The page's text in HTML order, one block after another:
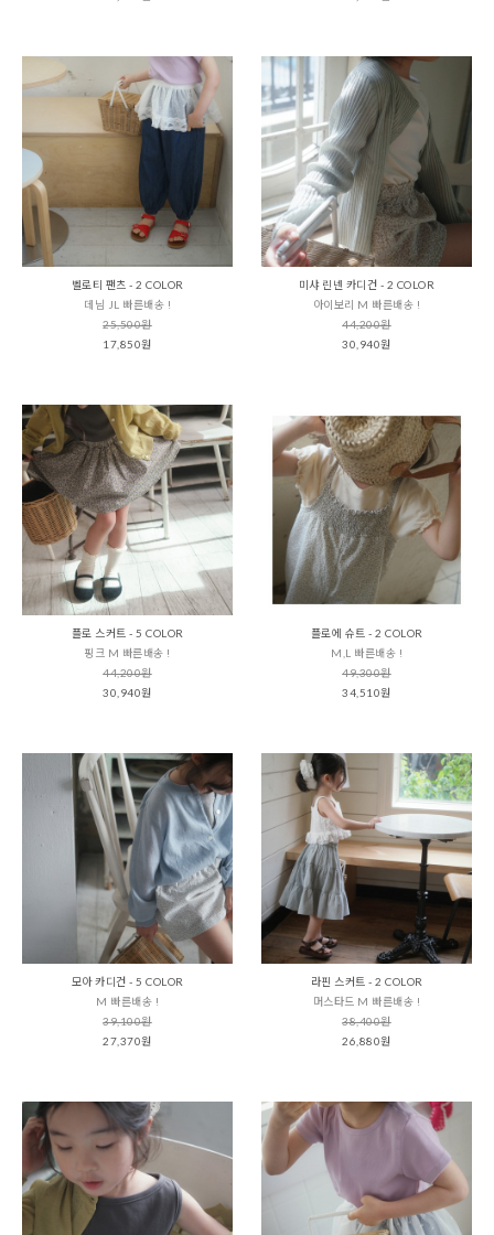
벨로티 팬츠 - 2 COLOR
데님 JL 빠른배송 !
25,500원
17,850원
미샤 린넨 카디건 - 2 COLOR
아이보리 M 빠른배송 !
44,200원
30,940원
플로 스커트 - 5 COLOR
핑크 M 빠른배송 !
44,200원
30,940원
플로에 슈트 - 2 COLOR
M,L 빠른배송 !
49,300원
34,510원
모아 카디건 - 5 COLOR
M 빠른배송 !
39,100원
27,370원
라핀 스커트 - 2 COLOR
머스타드 M 빠른배송 !
38,400원
26,880원